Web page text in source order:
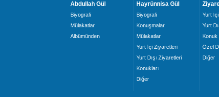
Abdullah Gül
Biyografi
Mülakatlar
Albümünden
Hayrünnisa Gül
Biyografi
Konuşmalar
Mülakatlar
Yurt İçi Ziyaretleri
Yurt Dışı Ziyaretleri
Konukları
Diğer
Yurt İçi
Yurt
Konuk
Özel
Diğer